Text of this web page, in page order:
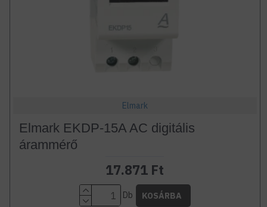
Elmark
Elmark EKDP-15A AC digitális
árammérő
17.871 Ft
Db KOSÁRBA